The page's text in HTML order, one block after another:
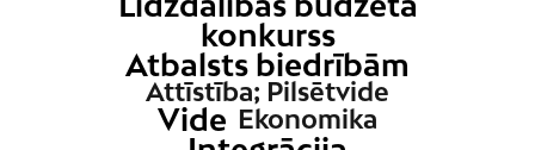
konkurss
Atbalsts biedrībām
Attīstība; Pilsētvide
Vide Ekonomika